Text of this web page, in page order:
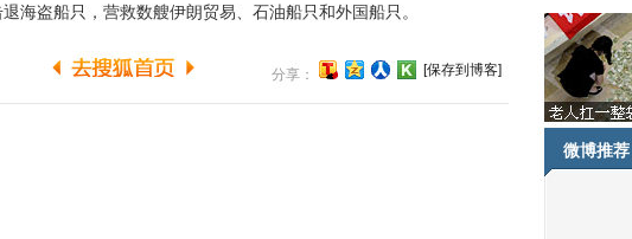
盗船只，营救数艘伊朗贸易、石油船只和外国船只。
分享： [保存到博客]
微博推荐